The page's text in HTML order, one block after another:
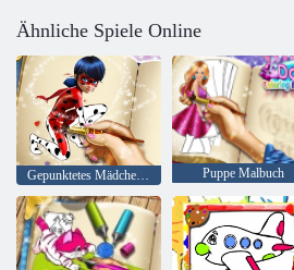
Ähnliche Spiele Online
Gepunktetes Mädchen-Malbuch Puppe Malbuch